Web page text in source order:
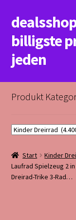
Zur
Navigation
springen
Zum
Inhalt
springen
billigste
jeden
Start
Kasse
Mein Konto
Produkt
Start Kinder
Laufrad Spielzeug 2
Dreirad-Trike 3-Rad…